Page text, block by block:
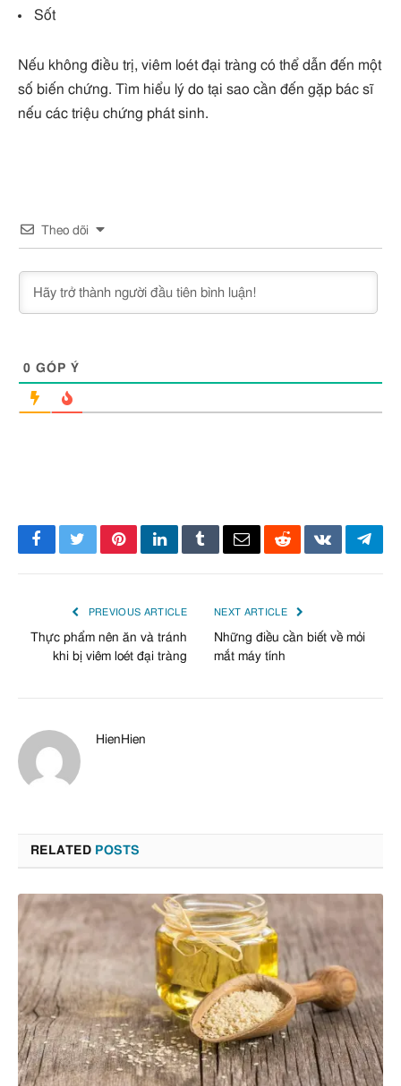
Sốt
Nếu không điều trị, viêm loét đại tràng có thể dẫn đến một
số biến chứng. Tìm hiểu lý do tại sao cần đến gặp bác sĩ
nếu các triệu chứng phát sinh.
Theo dõi
0 GÓP Ý
Facebook
TwitterPinterestLinkedInTumblrEmailRedditVKontakte
PREVIOUS ARTICLE
Thực phẩm nên ăn và tránh
khi bị viêm loét đại tràng
NEXT ARTICLE
Những điều cần biết về mỏi
mắt máy tính
HienHien
RELATED POSTS